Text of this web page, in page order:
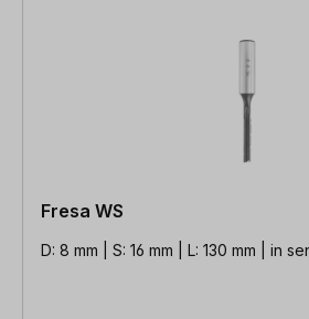
Fresa WS
D: 8 mm | S: 16 mm | L: 130 mm | in